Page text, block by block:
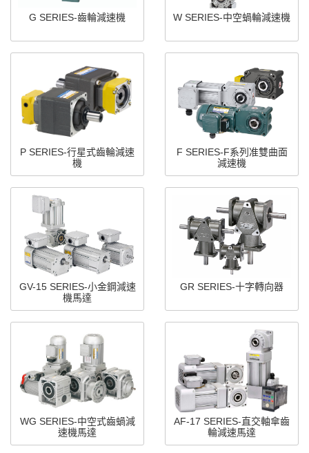
G SERIES-齒輪減速機 W SERIES-中空蝸輪減速機
P SERIES-行星式齒輪減速
機
F SERIES-F系列准雙曲面
減速機
GV-15 SERIES-小金鋼減速
機馬達
GR SERIES-十字轉向器
WG SERIES-中空式齒蝸減
速機馬達
AF-17 SERIES-直交軸傘齒
輪減速馬達